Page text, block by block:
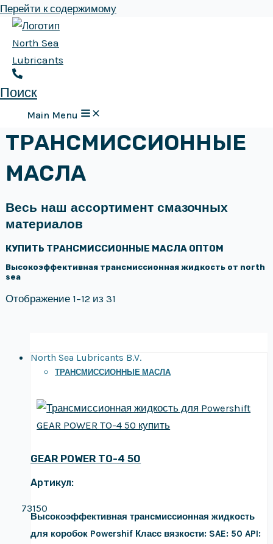
Перейти к содержимому
Поиск
Main Menu
ТРАНСМИССИОННЫЕ
МАСЛА
Весь наш ассортимент смазочных
материалов
КУПИТЬ ТРАНСМИССИОННЫЕ МАСЛА ОПТОМ
Высокоэффективная трансмиссионная жидкость от north
sea
Отображение 1–12 из 31
North Sea Lubricants B.V.
ТРАНСМИССИОННЫЕ МАСЛА
GEAR POWER TO-4 50
Артикул:
73150
Высокоэффективная трансмиссионная жидкость
для коробок Powershif Класс вязкости: SAE: 50 API: